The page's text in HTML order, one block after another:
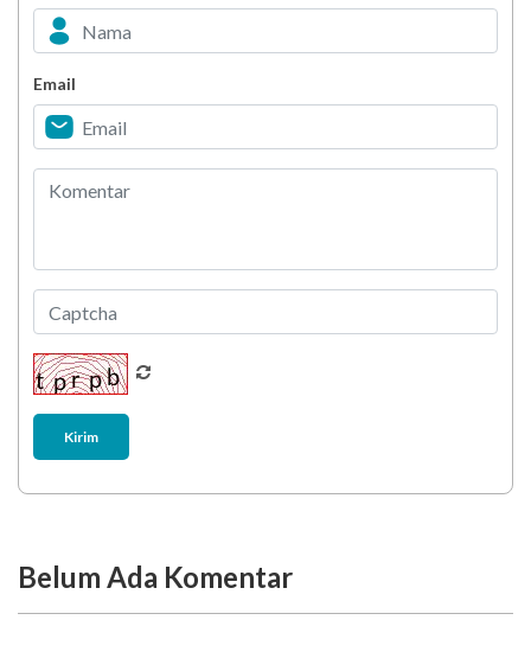
Minuman Manis, Teman atau Ancaman?
Berani Selesaikan Challenge 6.000 Langkah?
Email
Kirim
Belum Ada Komentar